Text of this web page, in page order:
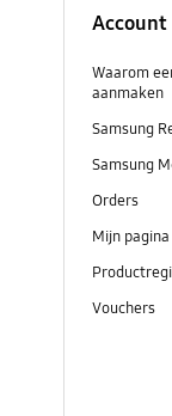
Account
Waarom
aanmaken
Samsung
Samsung
Orders
Mijn pagina
Vouchers